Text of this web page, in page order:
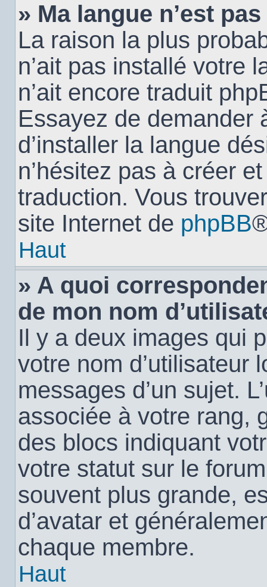
» Ma langue n’est
La raison la plus
n’ait pas installé votre
n’ait encore traduit
Essayez de demander
d’installer la langue
n’hésitez pas à créer
traduction. Vous
site Internet de phpBB
Haut
» A quoi
de mon nom
Il y a deux images qui
votre nom d’utilisateur
messages d’un sujet.
associée à votre rang,
des blocs indiquant
votre statut sur le
souvent plus grande,
d’avatar et
chaque membre.
Haut